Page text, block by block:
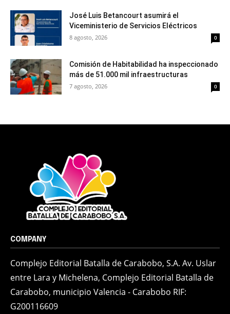
José Luis Betancourt asumirá el
Viceministerio de Servicios Eléctricos
8 agosto, 2026 0
Comisión de Habitabilidad ha inspeccionado
más de 51.000 mil infraestructuras
7 agosto, 2026 0
COMPANY
Complejo Editorial Batalla de Carabobo, S.A. Av. Uslar
entre Lara y Michelena, Complejo Editorial Batalla de
Carabobo, municipio Valencia - Carabobo RIF:
G200116609